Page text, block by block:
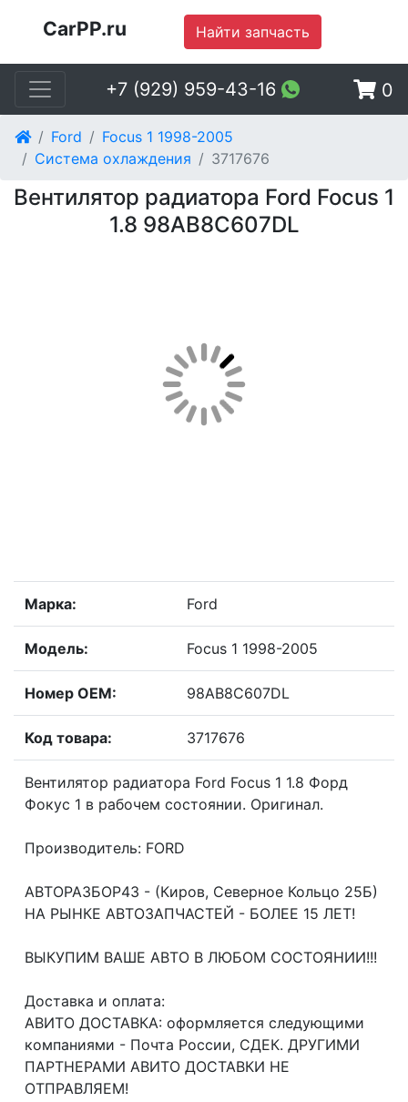
CarPP.ru Найти запчасть
+7 (929) 959-43-16 0
Ford
Focus 1 1998-2005
Система охлаждения
3717676
Вентилятор радиатора Ford Focus 1
1.8 98AB8C607DL
Марка: Ford
Модель: Focus 1 1998-2005
Номер OEM: 98AB8C607DL
Код товара: 3717676
Вентилятор радиатора Ford Focus 1 1.8 Форд
Фокус 1 в рабочем состоянии. Оригинал.
Производитель: FORD
АВТОРАЗБОР43 - (Киров, Северное Кольцо 25Б)
НА РЫНКЕ АВТОЗАПЧАСТЕЙ - БОЛЕЕ 15 ЛЕТ!
ВЫКУПИМ ВАШЕ АВТО В ЛЮБОМ СОСТОЯНИИ!!!
Доcтавка и oплата:
АВИТО ДОСТАВКА: оформляется следующими
компаниями - Почта России, СДЕК. ДРУГИМИ
ПАРТНЕРАМИ АВИТО ДОСТАВКИ НЕ
ОТПРАВЛЯЕМ!